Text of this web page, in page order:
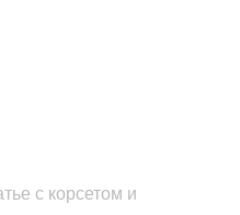
с корсетом и